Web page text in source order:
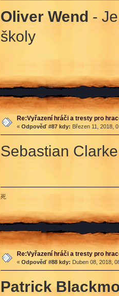
Oliver Wend -
školy
Re:Vyřazení hráči a tresty pro
« Odpověď #87 kdy: Březen 11, 2018,
Sebastian
死
Re:Vyřazení hráči a tresty pro
« Odpověď #88 kdy: Duben 08, 2018,
Patrick